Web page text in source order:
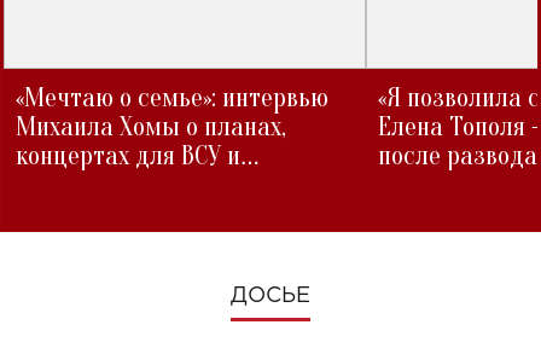
«Мечтаю о семье»: интервью
Михаила Хомы о планах,
концертах для ВСУ и
«Я позволила
Елена Тополя
после развода
ДОСЬЕ